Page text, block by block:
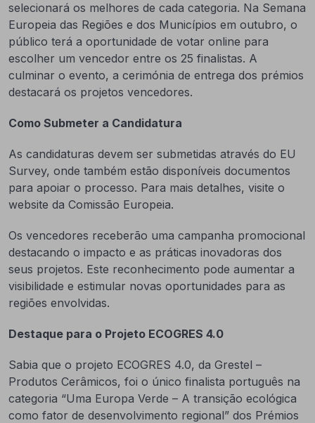
selecionará os melhores de cada categoria. Na Semana
Europeia das Regiões e dos Municípios em outubro, o
público terá a oportunidade de votar online para
escolher um vencedor entre os 25 finalistas. A
culminar o evento, a cerimónia de entrega dos prémios
destacará os projetos vencedores.
Como Submeter a Candidatura
As candidaturas devem ser submetidas através do EU
Survey, onde também estão disponíveis documentos
para apoiar o processo. Para mais detalhes, visite o
website da Comissão Europeia.
Os vencedores receberão uma campanha promocional
destacando o impacto e as práticas inovadoras dos
seus projetos. Este reconhecimento pode aumentar a
visibilidade e estimular novas oportunidades para as
regiões envolvidas.
Destaque para o Projeto ECOGRES 4.0
Sabia que o projeto ECOGRES 4.0, da Grestel –
Produtos Cerâmicos, foi o único finalista português na
categoria “Uma Europa Verde – A transição ecológica
como fator de desenvolvimento regional” dos Prémios